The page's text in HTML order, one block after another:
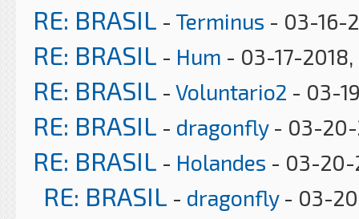
RE: BRASIL - Terminus - 03-16-
RE: BRASIL - Hum - 03-17-2018,
RE: BRASIL - Voluntario2 - 03-
RE: BRASIL - dragonfly- 03-20-
RE: BRASIL - Holandes - 03-20-
RE: BRASIL - dragonfly- 03-